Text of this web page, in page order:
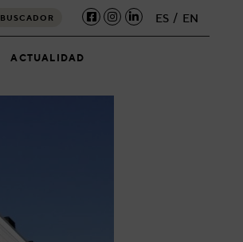
BUSCADOR ES EN
ACTUALIDAD